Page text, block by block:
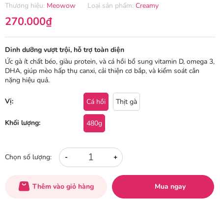
Thương hiệu: Meowow Loại sản phẩm: Creamy
270.000₫
Dinh dưỡng vượt trội, hỗ trợ toàn diện
Ức gà ít chất béo, giàu protein, và cá hồi bổ sung vitamin D, omega 3,
DHA, giúp mèo hấp thụ canxi, cải thiện cơ bắp, và kiểm soát cân
nặng hiệu quả.
Vị: Cá hồi Thịt gà
Khối lượng: 480g
Chọn số lượng: - +
Thêm vào giỏ hàng Mua ngay